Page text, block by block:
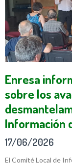
Enresa
sobre los
Información
17/06/2026
El Comité Local de